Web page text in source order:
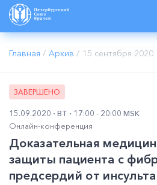
Главная / Архив / 15 сентября 2020
ЗАВЕРШЕНО
15.09.2020 ВТ 17:00 - 20:00 MSK
Онлайн-конференция
Доказательная
защиты пациента с
предсердий от инсульта